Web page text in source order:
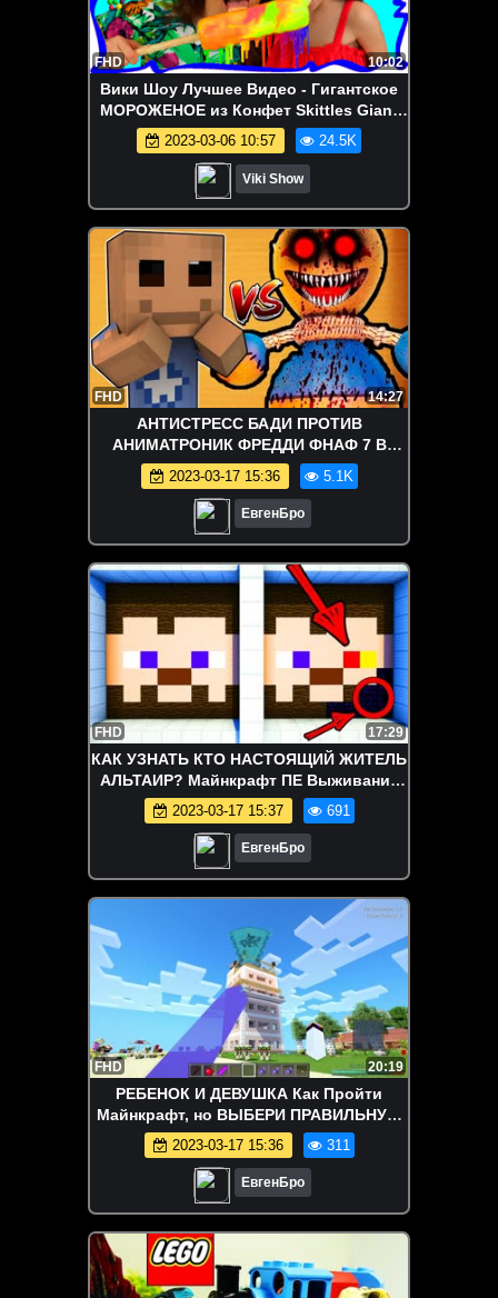
FHD 10:02
Вики Шоу Лучшее Видео - Гигантское
МОРОЖЕНОЕ из Конфет Skittles Giant
Ice Cream Candy For Kids / Вики Шоу
2023-03-06 10:57 24.5K
Viki Show
FHD 14:27
АНТИСТРЕСС БАДИ ПРОТИВ
АНИМАТРОНИК ФРЕДДИ ФНАФ 7 В
МАЙНКРАФТЕ Kick the Buddy на
телефон в Minecraft
2023-03-17 15:36 5.1K
ЕвгенБро
FHD 17:29
КАК УЗНАТЬ КТО НАСТОЯЩИЙ ЖИТЕЛЬ
АЛЬТАИР? Майнкрафт ПЕ Выживание
деревня моды видео
2023-03-17 15:37 691
ЕвгенБро
FHD 20:19
РЕБЕНОК И ДЕВУШКА Как Пройти
Майнкрафт, но ВЫБЕРИ ПРАВИЛЬНУЮ
ВОДА ! НУБА И ПРО ВИДЕО MINECRAFT
2023-03-17 15:36 311
ЕвгенБро